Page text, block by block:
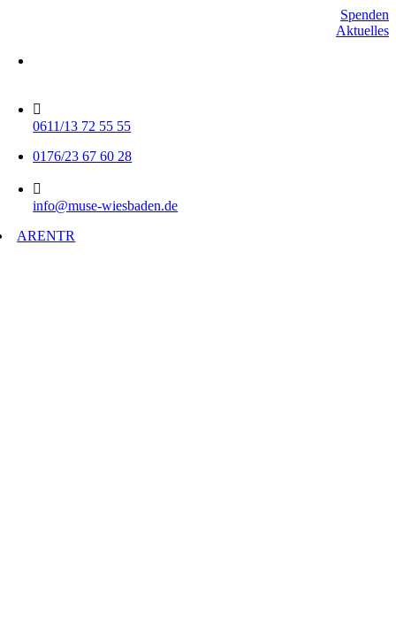
Spenden
Aktuelles
0611/13 72 55 55
0176/23 67 60 28
info@muse-wiesbaden.de
ARENTR